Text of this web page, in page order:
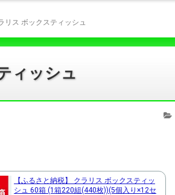
リス ボックスティッシュ
ィッシュ
【ふるさと納税】 クラリス ボックスティッ
シュ 60箱 (1箱220組(440枚))(5個入り×12セ